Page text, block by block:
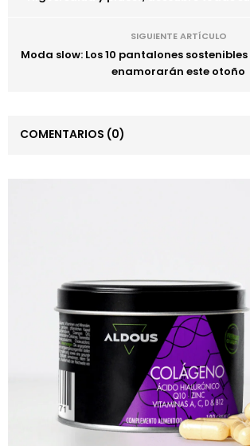
SIGUIENTE ARTÍCULO
Moda slow: Los 10 pantalones
enamorarán este otoño
COMENTARIOS (0)